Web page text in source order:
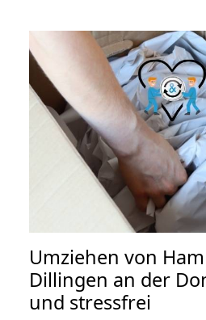
Umziehen von
Dillingen an der
und stressfrei